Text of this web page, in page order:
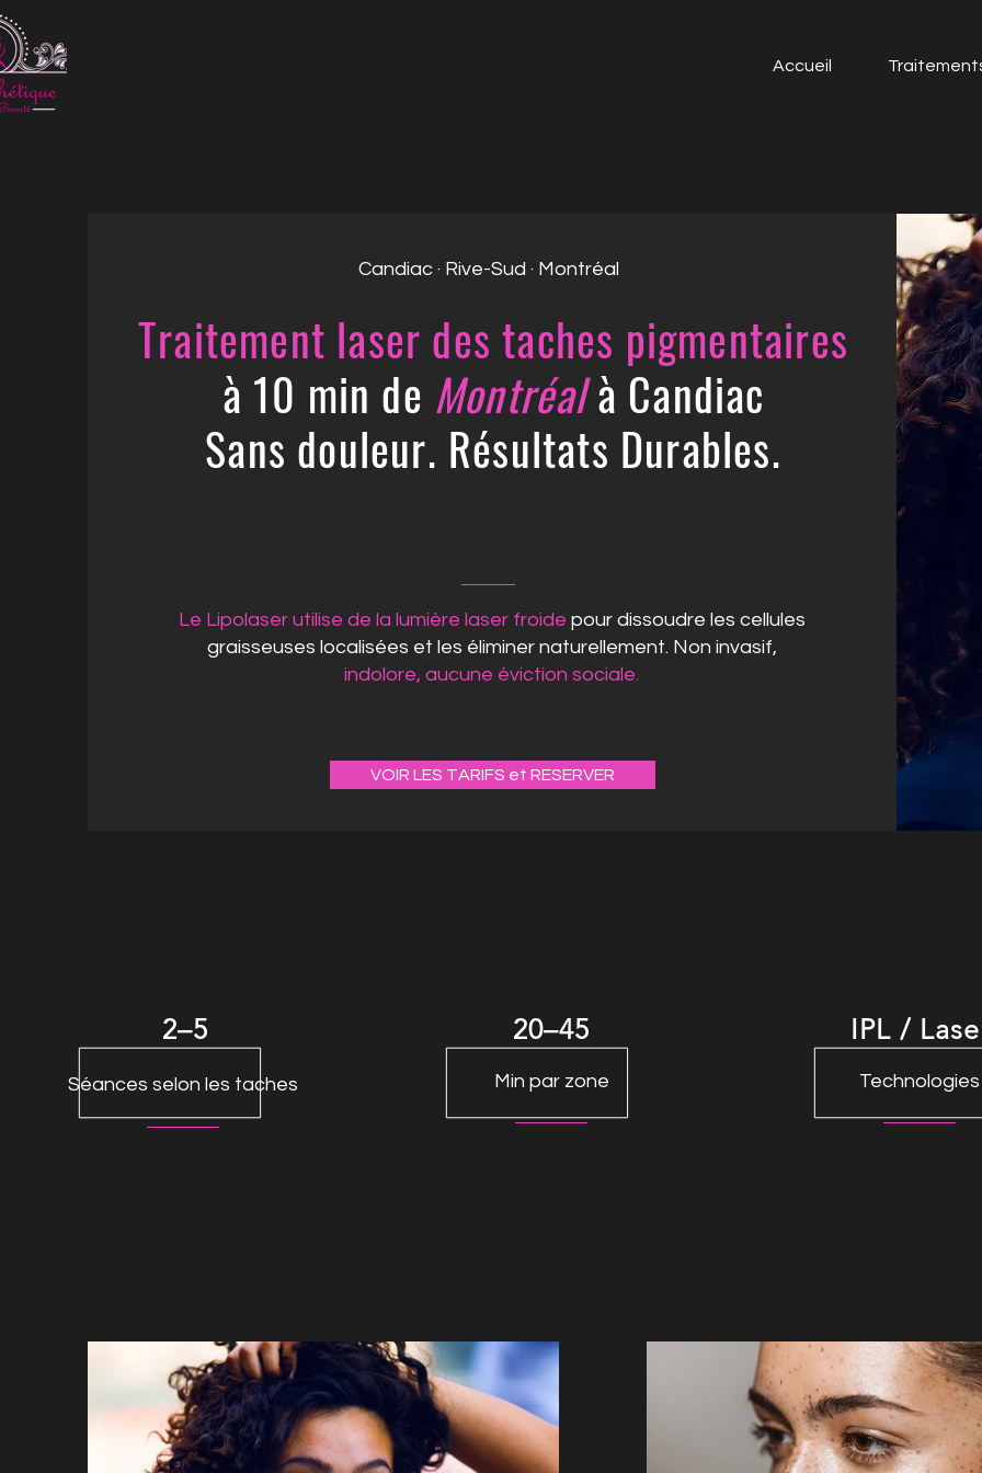
Accueil
Candiac · Rive-Sud · Montréal
Traitement laser des taches pigmentaires
à 10 min de Montréalà Candiac
Sans douleur. Résultats Durables.
Le Lipolaser utilise de la lumière laser froide pour dissoudre les cellules
graisseuses localisées et les éliminer naturellement. Non invasif,
indolore, aucune éviction sociale.
VOIR LES TARIFS et RESERVER
2–5
Séances selon les taches
20–45
Min par zone
IPL /
Technologies